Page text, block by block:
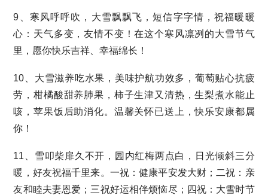
9、寒风呼呼吹，大雪飘飘飞，短信字字情，祝福暖暖
心：天气多变，友情不变！在这个寒风凛冽的大雪节气
里，愿你快乐吉祥、幸福绵长！
10、大雪滋养吃水果，美味护航功效多，葡萄贴心抗疲
劳，柑橘酸甜养肺果，柿子生津又清热，生梨煮水能止
咳，苹果饭后助消化。温馨关怀已送上，快乐安康都属
你！
11、雪叩柴扉久不开，园内红梅两点白，日光倾斜三分
暖，好友祝福千里来。一祝：健康平安发大财；二祝：亲
友和睦夫妻恩爱；三祝好运相伴烦恼尽；四祝：大雪时节